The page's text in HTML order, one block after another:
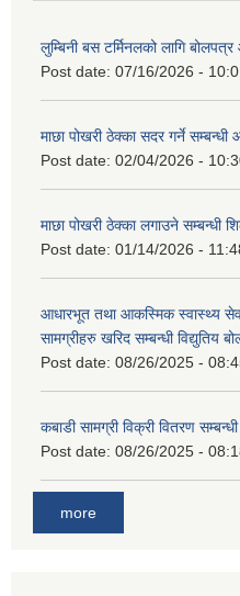
लुम्बिनी बस टर्मिनलको लागि
Post date: 07/16/2026 -
माछा पोखरी ठेक्का सदर गर्ने
Post date: 02/04/2026 -
माछा पोखरी ठेक्का लगाउने सम्बन्धी
Post date: 01/14/2026 -
आधारभूत तथा आकस्मिक स्वास्थ्य
सामग्रीहरु खरिद सम्बन्धी विद्युतिय
Post date: 08/26/2025 -
कबाडी सामग्री विक्री वितरण
Post date: 08/26/2025 -
more